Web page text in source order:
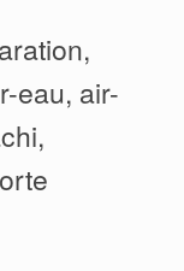
eau, air-